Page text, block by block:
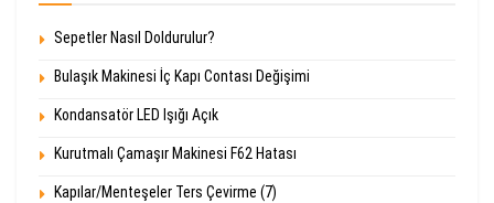
Sepetler Nasıl Doldurulur?
Bulaşık Makinesi İç Kapı Contası Değişimi
Kondansatör LED Işığı Açık
Kurutmalı Çamaşır Makinesi F62 Hatası
Kapılar/Menteşeler Ters Çevirme (7)